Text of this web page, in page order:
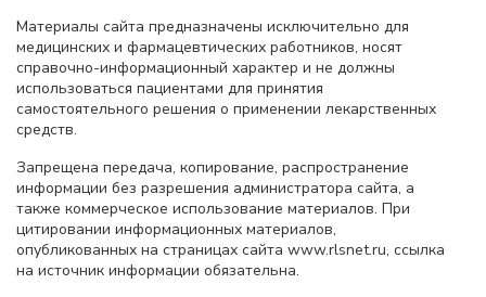
Материалы сайта предназначены исключительно для
медицинских и фармацевтических работников, носят
справочно-информационный характер и не должны
использоваться пациентами для принятия
самостоятельного решения о применении лекарственных
средств.
Запрещена передача, копирование, распространение
информации без разрешения администратора сайта, а
также коммерческое использование материалов. При
цитировании информационных материалов,
опубликованных на страницах сайта www.rlsnet.ru, ссылка
на источник информации обязательна.